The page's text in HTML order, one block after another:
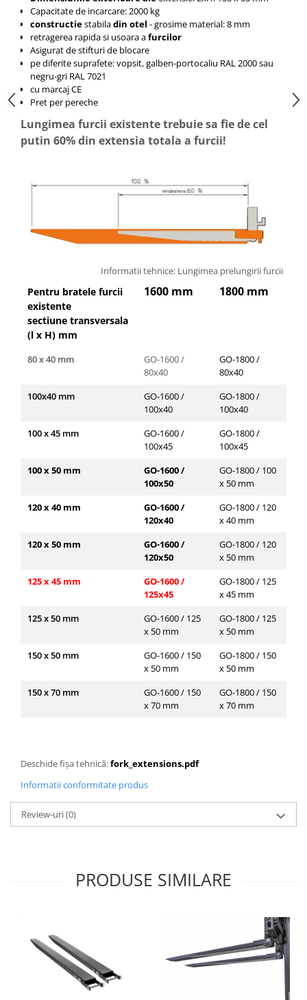
Capacitate de incarcare: 2000 kg
constructiestabiladin otel - grosime material: 8 mm
retragerea rapida si usoara afurcilor
Asigurat de stifturi de blocare
pe diferite suprafete: vopsit, galben-portocaliu RAL 2000 sau
negru-gri RAL 7021
cu marcaj CE
Pret per pereche
Lungimea furcii existente trebuie sa fie de cel
putin 60% din extensia totala a furcii!
Informatii tehnice: Lungimea prelungirii furcii
Pentru bratele furcii
existente
sectiune transversala
(l x H) mm
1600 mm 1800 mm
80 x 40 mm
GO-1600 /
80x40
GO-1800 /
80x40
100x40 mm
GO-1600 /
100x40
GO-1800 /
100x40
100 x 45 mm
GO-1600 /
100x45
GO-1800 /
100x45
100 x 50 mm
GO-1600 /
100x50
GO-1800 / 100
x 50 mm
120 x 40 mm
GO-1600 /
120x40
GO-1800 / 120
x 40 mm
120 x 50 mm
GO-1600 /
120x50
GO-1800 / 120
x 50 mm
125 x 45 mm
GO-1600 /
125x45
GO-1800 / 125
x 45 mm
125 x 50 mm
GO-1600 / 125
x 50 mm
GO-1800 / 125
x 50 mm
150 x 50 mm
GO-1600 / 150
x 50 mm
GO-1800 / 150
x 50 mm
150 x 70 mm
GO-1600 / 150
x 70 mm
GO-1800 / 150
x 70 mm
Deschide fișa tehnică:fork_extensions.pdf
Informatii conformitate produs
Review-uri(0)
PRODUSE SIMILARE